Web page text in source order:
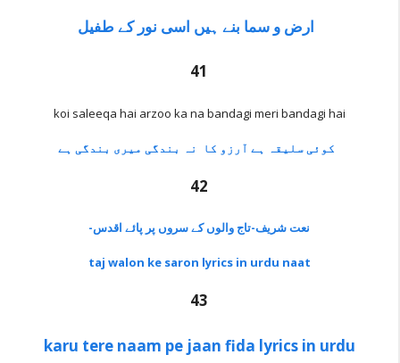
41
koi saleeqa hai arzoo ka na bandagi meri bandagi hai
42
-نعت شریف-تاج والوں کے سروں پر پائے اقدس
taj walon ke saron lyrics in urdu naat
43
karu tere naam pe jaan fida lyrics in urdu